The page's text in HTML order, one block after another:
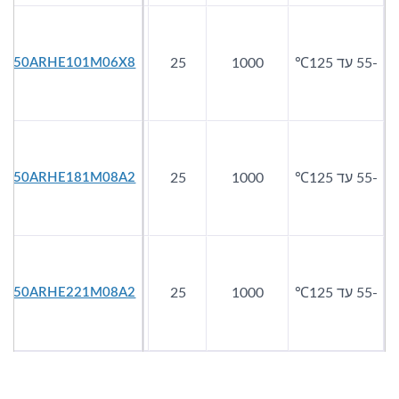
-55 עד 125℃ 1000
25
100
20
-55 עד 125℃ 1000
25
180
16
-55 עד 125℃ 1000
25
220
16
250ARHE101M06X8
250ARHE181M08A2
250ARHE221M08A2